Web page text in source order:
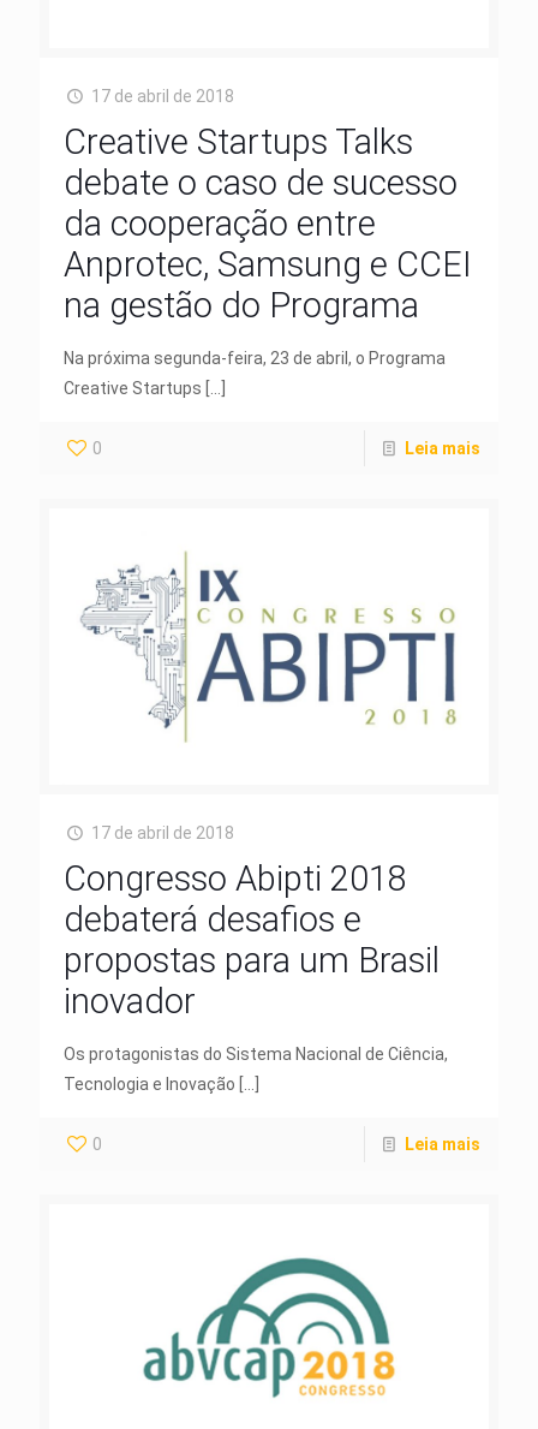
17 de abril de 2018
Creative Startups Talks
debate o caso de sucesso
da cooperação entre
Anprotec, Samsung e CCEI
na gestão do Programa
Na próxima segunda-feira, 23 de abril, o Programa
Creative Startups […]
0 Leia mais
17 de abril de 2018
Congresso Abipti 2018
debaterá desafios e
propostas para um Brasil
inovador
Os protagonistas do Sistema Nacional de Ciência,
Tecnologia e Inovação
0 Leia mais